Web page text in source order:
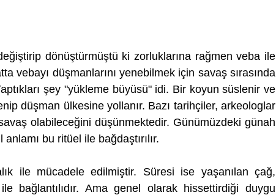
dönüştürmüştü ki zorluklarına rağmen veba ile
vebayı düşmanlarını yenebilmek için savaş sırasında
şey "yükleme büyüsü" idi. Bir koyun süslenir ve
düşman ülkesine yollanır. Bazı tarihçiler, arkeologlar
olabileceğini düşünmektedir. Günümüzdeki günah
bu ritüel ile bağdaştırılır.
ile mücadele edilmiştir. Süresi ise yaşanılan çağ,
bağlantılıdır. Ama genel olarak hissettirdiği duygu